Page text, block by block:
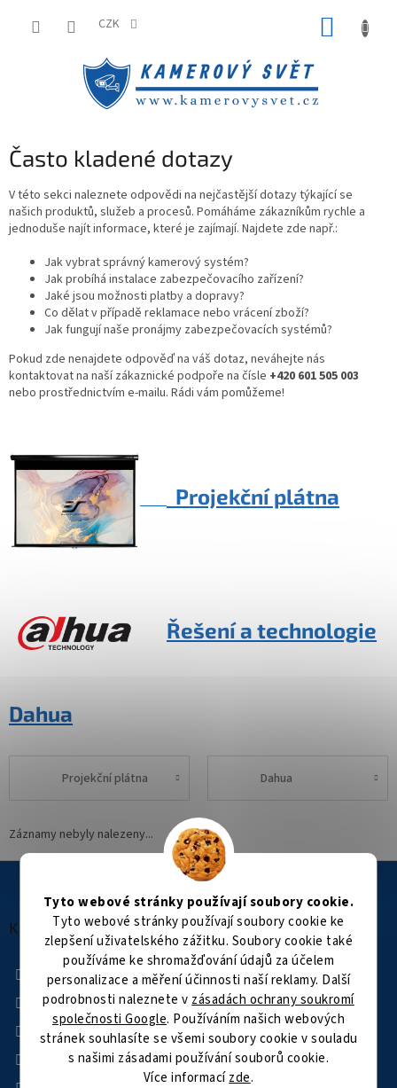
Tyto webové stránky používají soubory cookie.
Tyto webové stránky používají soubory cookie ke
zlepšení uživatelského zážitku. Soubory cookie také
používáme ke shromažďování údajů za účelem
personalizace a měření účinnosti naší reklamy. Další
podrobnosti naleznete v zásadách ochrany soukromí
společnosti Google. Používáním našich webových
stránek souhlasíte se všemi soubory cookie v souladu
s našimi zásadami používání souborů cookie.
Více informacízde.
CZK
Často kladené dotazy
V této sekci naleznete odpovědi na nejčastější dotazy týkající se
našich produktů, služeb a procesů. Pomáháme zákazníkům rychle a
jednoduše najít informace, které je zajímají. Najdete zde např.:
Jak vybrat správný kamerový systém?
Jak probíhá instalace zabezpečovacího zařízení?
Jaké jsou možnosti platby a dopravy?
Co dělat v případě reklamace nebo vrácení zboží?
Jak fungují naše pronájmy zabezpečovacích systémů?
Pokud zde nenajdete odpověď na váš dotaz, neváhejte nás
kontaktovat na naší zákaznické podpoře na čísle +420 601 505 003
nebo prostřednictvím e-mailu. Rádi vám pomůžeme!
Projekční plátna
Řešení a technologie
Dahua
Projekční plátna Dahua
Záznamy nebyly nalezeny...
Kontakt
+420 601 505 003
Facebook
kamerovysvet
kamerovysvet